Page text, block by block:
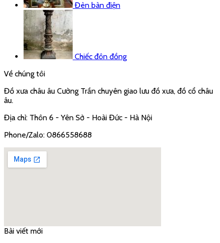
Đèn bàn điện
Chiếc đôn đồng
Về chúng tôi
Đồ xưa châu âu Cường Trần chuyên giao lưu đồ xưa, đồ cổ châu
âu.
Địa chỉ: Thôn 6 - Yên Sở - Hoài Đức - Hà Nội
Phone/Zalo: 0866558688
Bài viết mới